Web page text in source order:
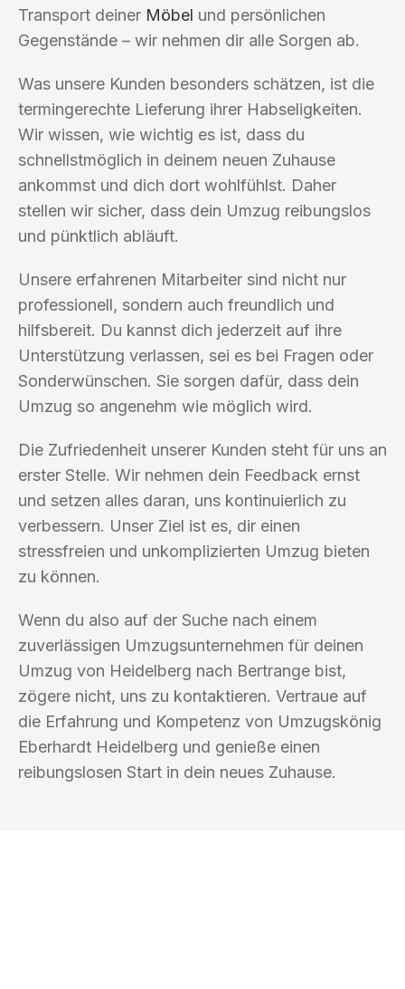
Transport deiner Möbel und persönlichen
Gegenstände – wir nehmen dir alle Sorgen ab.
Was unsere Kunden besonders schätzen, ist die
termingerechte Lieferung ihrer Habseligkeiten.
Wir wissen, wie wichtig es ist, dass du
schnellstmöglich in deinem neuen Zuhause
ankommst und dich dort wohlfühlst. Daher
stellen wir sicher, dass dein Umzug reibungslos
und pünktlich abläuft.
Unsere erfahrenen Mitarbeiter sind nicht nur
professionell, sondern auch freundlich und
hilfsbereit. Du kannst dich jederzeit auf ihre
Unterstützung verlassen, sei es bei Fragen oder
Sonderwünschen. Sie sorgen dafür, dass dein
Umzug so angenehm wie möglich wird.
Die Zufriedenheit unserer Kunden steht für uns an
erster Stelle. Wir nehmen dein Feedback ernst
und setzen alles daran, uns kontinuierlich zu
verbessern. Unser Ziel ist es, dir einen
stressfreien und unkomplizierten Umzug bieten
zu können.
Wenn du also auf der Suche nach einem
zuverlässigen Umzugsunternehmen für deinen
Umzug von Heidelberg nach Bertrange bist,
zögere nicht, uns zu kontaktieren. Vertraue auf
die Erfahrung und Kompetenz von Umzugskönig
Eberhardt Heidelberg und genieße einen
reibungslosen Start in dein neues Zuhause.